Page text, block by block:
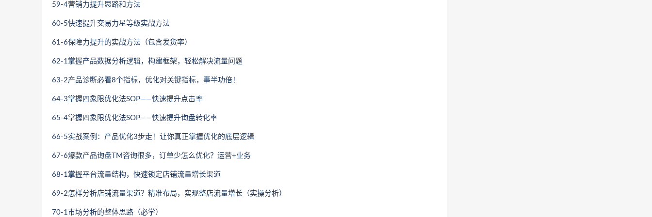
59-4营销力提升思路和方法
60-5快速提升交易力星等级实战方法
61-6保障力提升的实战方法（包含发货率）
62-1掌握产品数据分析逻辑，构建框架，轻松解决流量问题
63-2产品诊断必看8个指标，优化对关键指标，事半功倍！
64-3掌握四象限优化法SOP——快速提升点击率
65-4掌握四象限优化法SOP——快速提升询盘转化率
66-5实战案例：产品优化3步走！让你真正掌握优化的底层逻辑
67-6爆款产品询盘TM咨询很多，订单少怎么优化？运营+业务
68-1掌握平台流量结构，快速锁定店铺流量增长渠道
69-2怎样分析店铺流量渠道？精准布局，实现整店流量增长（实操分析）
70-1市场分析的整体思路（必学）